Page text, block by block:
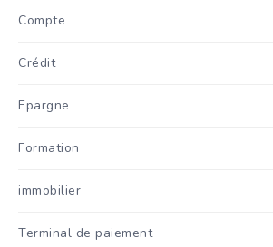
Compte
Crédit
Epargne
Formation
immobilier
Terminal de paiement